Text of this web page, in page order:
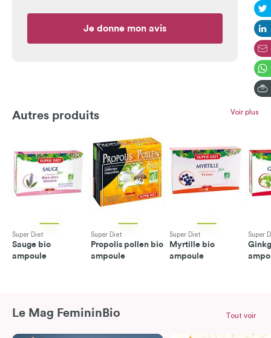
Je donne mon avis
Autres produits Voir plus
Super Diet
Sauge bio
ampoule
Super Diet
Propolis pollen bio
ampoule
Super Diet
Myrtille bio
ampoule
Super
Le Mag FemininBio Tout voir